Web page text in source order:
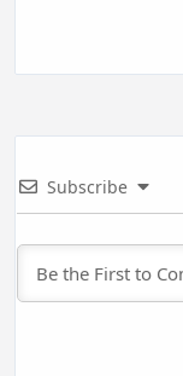
Subscribe